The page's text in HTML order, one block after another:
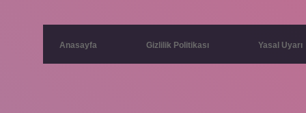
Anasayfa Gizlilik Politikası Yasal Uyarı